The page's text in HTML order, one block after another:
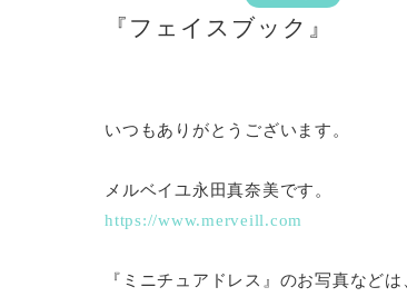
『フェイスブック』
いつもありがとうございます。
メルベイユ永田真奈美です。
https://www.merveill.com
『ミニチュアドレス』のお写真などは